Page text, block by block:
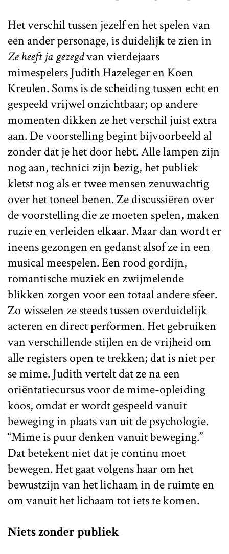
Het verschil tussen jezelf en het spelen van
een ander personage, is duidelijk te zien in
Ze heeft ja gezegdvan vierdejaars
mimespelers Judith Hazeleger en Koen
Kreulen. Soms is de scheiding tussen echt en
gespeeld vrijwel onzichtbaar; op andere
momenten dikken ze het verschil juist extra
aan. De voorstelling begint bijvoorbeeld al
zonder dat je het door hebt. Alle lampen zijn
nog aan, technici zijn bezig, het publiek
kletst nog als er twee mensen zenuwachtig
over het toneel benen. Ze discussiëren over
de voorstelling die ze moeten spelen, maken
ruzie en verleiden elkaar. Maar dan wordt er
ineens gezongen en gedanst alsof ze in een
musical meespelen. Een rood gordijn,
romantische muziek en zwijmelende
blikken zorgen voor een totaal andere sfeer.
Zo wisselen ze steeds tussen overduidelijk
acteren en direct performen. Het gebruiken
van verschillende stijlen en de vrijheid om
alle registers open te trekken; dat is niet per
se mime. Judith vertelt dat ze na een
oriëntatiecursus voor de mime-opleiding
koos, omdat er wordt gespeeld vanuit
beweging in plaats van uit de psychologie.
“Mime is puur denken vanuit beweging.”
Dat betekent niet dat je continu moet
bewegen. Het gaat volgens haar om het
bewustzijn van het lichaam in de ruimte en
om vanuit het lichaam tot iets te komen.
Niets zonder publiek